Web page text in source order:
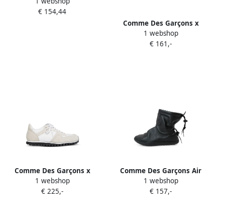
High Tops Blauw
€ 154,44
Comme Des Garçons x
Converse Chuck Taylor
heart-print sneakers Beige
1 webshop
€ 161,-
Comme Des Garçons x
Spalwart sequin-
embellished suede
1 webshop
€ 225,-
Comme Des Garçons Air
Chukka Moc ankle boots
Zwart
1 webshop
€ 157,-